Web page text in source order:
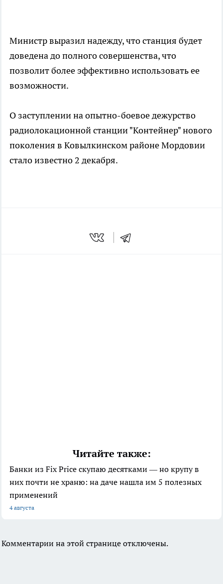
Министр выразил надежду, что станция будет
доведена до полного совершенства, что
позволит более эффективно использовать ее
возможности.
О заступлении на опытно-боевое дежурство
радиолокационной станции "Контейнер" нового
поколения в Ковылкинском районе Мордовии
стало известно 2 декабря.
Читайте также:
Банки из Fix Price скупаю десятками — но крупу в
них почти не храню: на даче нашла им 5 полезных
применений
4 августа
Комментарии на этой странице отключены.